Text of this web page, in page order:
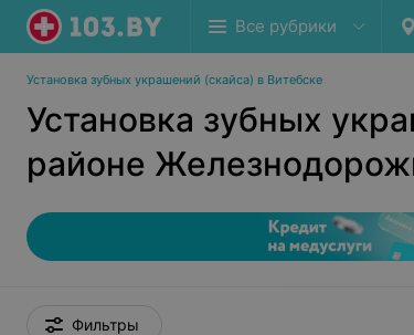
Все рубрики
Установка зубных украшений (скайса) в Витебске
Установка зубных
районе
Фильтры